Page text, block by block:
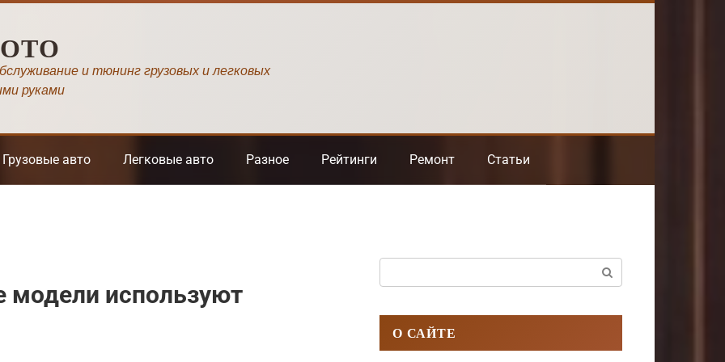
и тюнинг грузовых и легковых
руками
Грузовые авто Легковые авто Разное Рейтинги Ремонт Статьи
используют
О САЙТЕ